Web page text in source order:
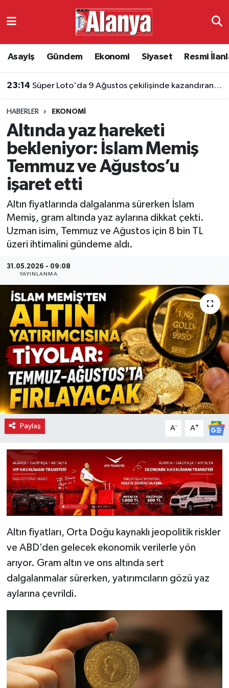
Asayiş Gündem Ekonomi Siyaset Resmi
23:14 Süper Loto'da 9 Ağustos çekilişinde kazandıran numaralar belli oldu
HABERLER EKONOMI
Altında yaz hareketi
bekleniyor: İslam Memiş
Temmuz ve Ağustos’u
işaret etti
Altın fiyatlarında dalgalanma sürerken İslam
Memiş, gram altında yaz aylarına dikkat çekti.
Uzman isim, Temmuz ve Ağustos için 8 bin TL
üzeri ihtimalini gündeme aldı.
31.05.2026 - 09:08
YAYINLANMA
Paylaş A- A+
Altın fiyatları, Orta Doğu kaynaklı jeopolitik riskler
ve ABD’den gelecek ekonomik verilerle yön
arıyor. Gram altın ve ons altında sert
dalgalanmalar sürerken, yatırımcıların gözü yaz
aylarına çevrildi.
Ekonomi
Resmi İlanlar
Alanyaspor
E-Gazete
Antalya Namaz Vakitleri
Süper Lig Puan Durumu ve Fikstür
Tüm Manşetler
Haber Arşivi